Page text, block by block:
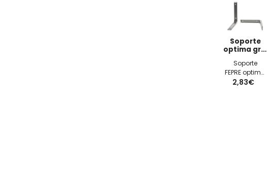
Soporte
optima gris
Soporte
FEPRE optima
color gris
2,83€